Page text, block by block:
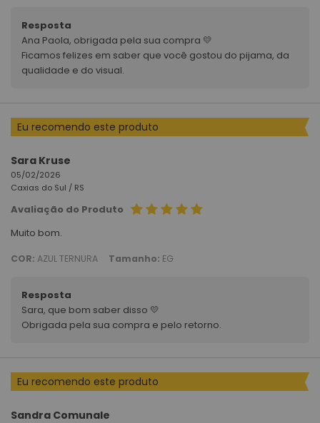
Resposta
Ana Paola, obrigada pela sua compra 💛
Ficamos felizes em saber que você gostou do pijama, da
qualidade e do visual.
Eu recomendo este produto
Sara Kruse
05/02/2026
Caxias do Sul / RS
Avaliação do Produto
Muito bom.
COR: AZUL TERNURA Tamanho: EG
Resposta
Sara, que bom saber disso 💛
Obrigada pela sua compra e pelo retorno.
Eu recomendo este produto
Sandra Comunale